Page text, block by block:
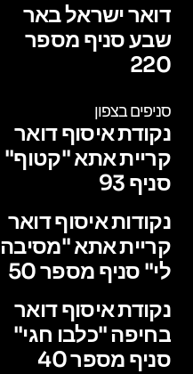
דואר ישראל באר
שבע סניף מספר
220
סניפים בצפון
נקודת איסוף דואר
קריית אתא "קטוף"
סניף 93
נקודות איסוף דואר
קריית אתא "מסיבה
לי" סניף מספר 50
נקודת איסוף דואר
בחיפה "כלבו חגי"
סניף מספר 40